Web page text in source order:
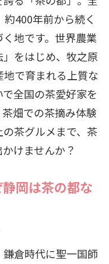
400年前から続く
地です。世界農業
をはじめ、牧之原
で育まれる上質な
全国の茶愛好家を
畑での茶摘み体験
茶グルメまで、茶
けませんか？
岡は茶の都な
倉時代に聖一国師